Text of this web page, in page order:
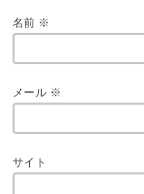
名前 ※
メール ※
サイト